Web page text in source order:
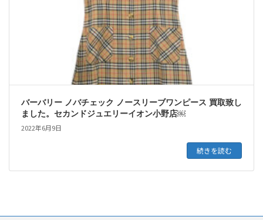
バーバリー ノバチェック ノースリーブワンピース 買取致し
ました。セカンドジュエリーイオン小野店￼
2022年6月9日
続きを読む